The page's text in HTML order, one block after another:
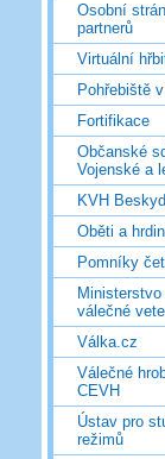
Osobní
partnerů
Virtuální
Pohřebiště
Fortifikace
Občanské
Vojenské a
KVH
Oběti a
Pomníky
válečné
Válka.cz
Válečné
CEVH
Ústav pro
režimů